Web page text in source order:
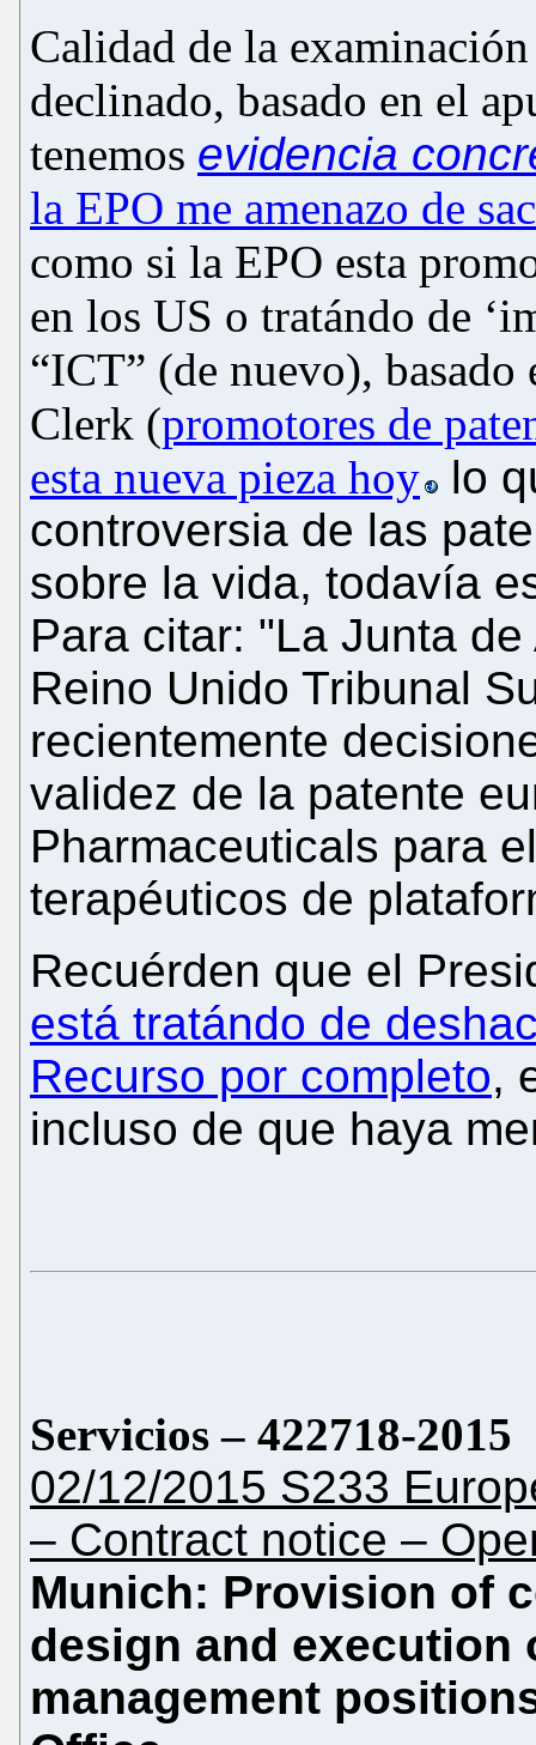
Calidad de la
declinado, basado en el
tenemos evidencia
la EPO me amenazo de
como si la EPO esta
en los US o tratándo de
“ICT” (de nuevo), basado
Clerk (promotores de
esta nueva pieza hoy
lo
controversia de las
sobre la vida, todavía
Para citar: "La Junta
Reino Unido Tribunal
recientemente
validez de la patente
Pharmaceuticals para
terapéuticos de
Recuérden que el
está tratándo de
Recurso por completo,
incluso de que haya
Servicios – 422718-2015
02/12/2015 S233
– Contract notice –
Munich: Provision of
design and execution
management